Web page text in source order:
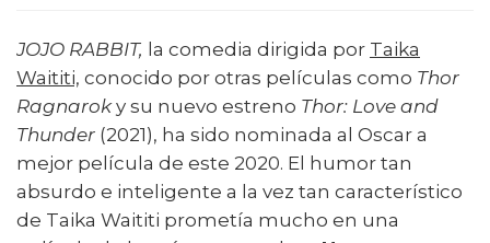
JOJO
RABBIT
de
Taika
Waititi
JOJO RABBIT, la comedia dirigida por Taika
Waititi, conocido por otras películas como Thor
Ragnaroky su nuevo estreno Thor: Love and
Thunder (2021), ha sido nominada al Oscar a
mejor película de este 2020. El humor tan
absurdo e inteligente a la vez tan característico
de Taika Waititi prometía mucho en una